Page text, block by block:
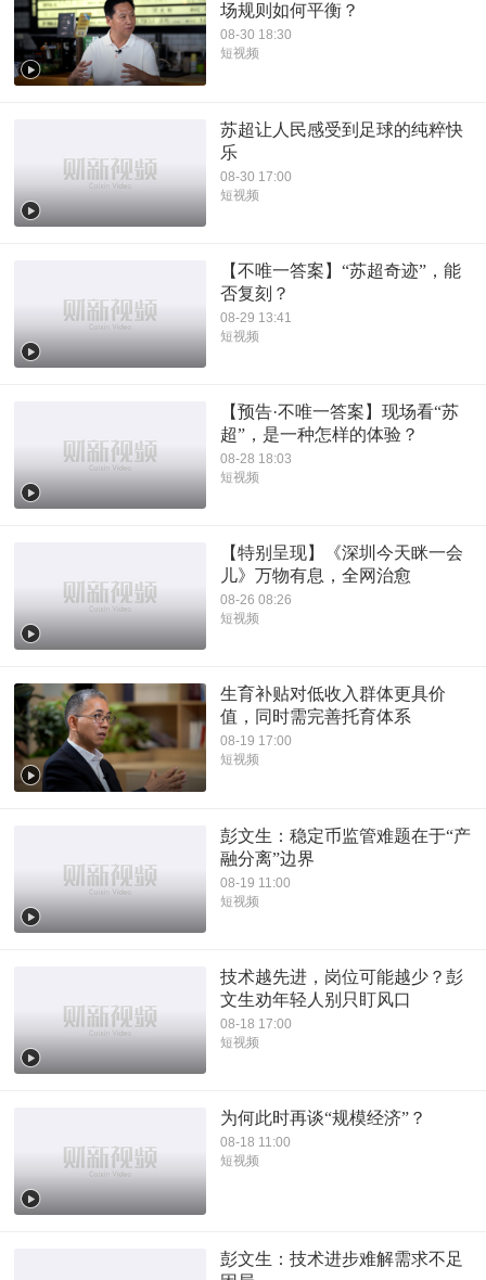
场规则如何平衡？
08-30 18:30
短视频
苏超让人民感受到足球的纯粹快
乐
08-30 17:00
短视频
【不唯一答案】“苏超奇迹”，能
否复刻？
08-29 13:41
短视频
【预告·不唯一答案】现场看“苏
超”，是一种怎样的体验？
08-28 18:03
短视频
【特别呈现】《深圳今天眯一会
儿》万物有息，全网治愈
08-26 08:26
短视频
生育补贴对低收入群体更具价
值，同时需完善托育体系
08-19 17:00
短视频
彭文生：稳定币监管难题在于“产
融分离”边界
08-19 11:00
短视频
技术越先进，岗位可能越少？彭
文生劝年轻人别只盯风口
08-18 17:00
短视频
为何此时再谈“规模经济”？
08-18 11:00
短视频
彭文生：技术进步难解需求不足